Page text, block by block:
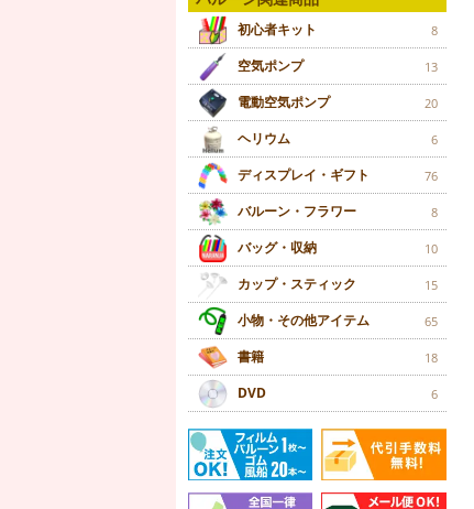
初心者キット 8
空気ポンプ 13
電動空気ポンプ 20
ヘリウム 6
ディスプレイ・ギフト 76
バルーン・フラワー 8
バッグ・収納 10
カップ・スティック 15
小物・その他アイテム 65
書籍 18
DVD 6